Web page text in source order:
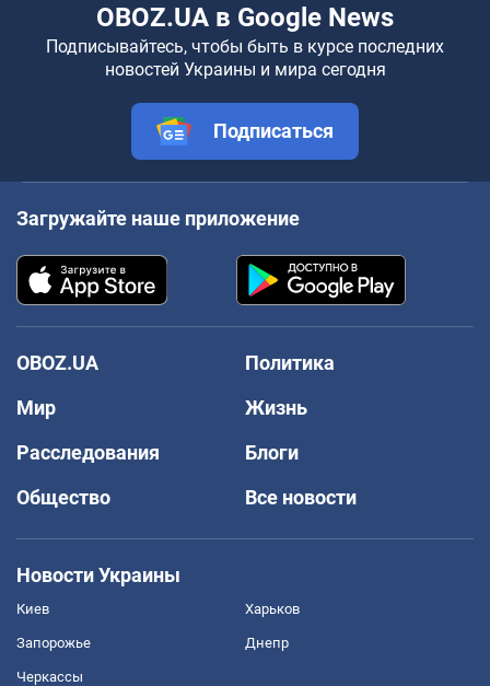
OBOZ.UA в Google News
Подписывайтесь, чтобы быть в курсе последних
новостей Украины и мира сегодня
Подписаться
Загружайте наше приложение
OBOZ.UA
Политика
Мир
Жизнь
Расследования
Блоги
Общество
Все новости
Новости Украины
Киев Харьков
Запорожье Днепр
Черкассы